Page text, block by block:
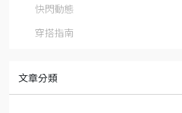
快閃動態
穿搭指南
文章分類